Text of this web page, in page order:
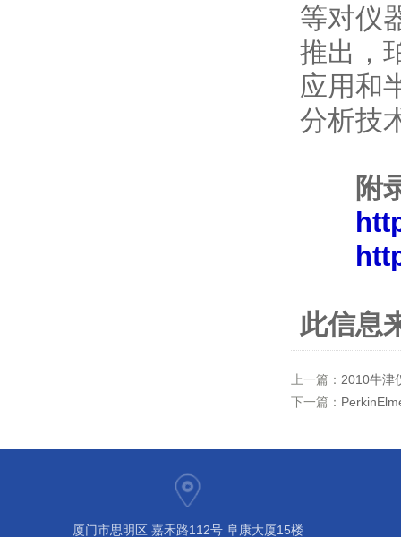
等对仪
推出，
应用和
分析技
附
此信息
上一篇： 2010牛津
下一篇：
厦门市思明区 嘉禾路112号 阜康大厦15楼